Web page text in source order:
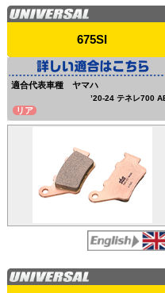
675SI
適合代表車種 ヤマハ
’20-24 テネレ700
リア